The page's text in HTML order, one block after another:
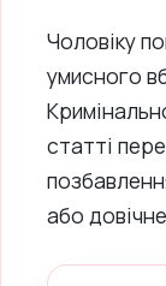
Чоловіку
умисного
статті
або